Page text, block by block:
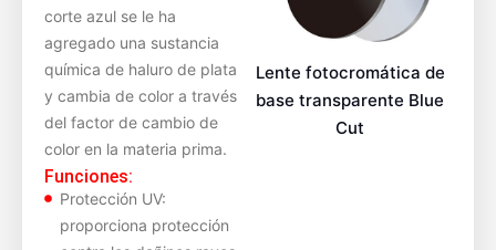
corte azul se le ha
agregado una sustancia
química de haluro de plata
y cambia de color a través
del factor de cambio de
color en la materia prima.
Funciones:
Protección UV:
proporciona protección
Lente fotocromática de
base transparente Blue
Cut